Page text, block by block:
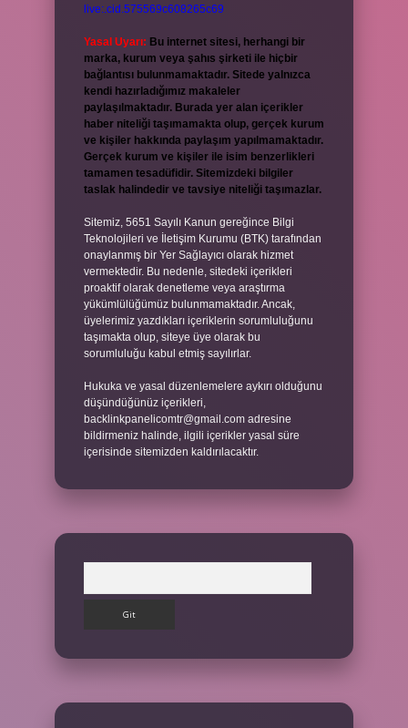
live:.cid.575569c608265c69
Yasal Uyarı: Bu internet sitesi, herhangi bir
marka, kurum veya şahıs şirketi ile hiçbir
bağlantısı bulunmamaktadır. Sitede yalnızca
kendi hazırladığımız makaleler
paylaşılmaktadır. Burada yer alan içerikler
haber niteliği taşımamakta olup, gerçek kurum
ve kişiler hakkında paylaşım yapılmamaktadır.
Gerçek kurum ve kişiler ile isim benzerlikleri
tamamen tesadüfidir. Sitemizdeki bilgiler
taslak halindedir ve tavsiye niteliği taşımazlar.
Sitemiz, 5651 Sayılı Kanun gereğince Bilgi
Teknolojileri ve İletişim Kurumu (BTK) tarafından
onaylanmış bir Yer Sağlayıcı olarak hizmet
vermektedir. Bu nedenle, sitedeki içerikleri
proaktif olarak denetleme veya araştırma
yükümlülüğümüz bulunmamaktadır. Ancak,
üyelerimiz yazdıkları içeriklerin sorumluluğunu
taşımakta olup, siteye üye olarak bu
sorumluluğu kabul etmiş sayılırlar.
Hukuka ve yasal düzenlemelere aykırı olduğunu
düşündüğünüz içerikleri,
backlinkpanelicomtr@gmail.com adresine
bildirmeniz halinde, ilgili içerikler yasal süre
içerisinde sitemizden kaldırılacaktır.